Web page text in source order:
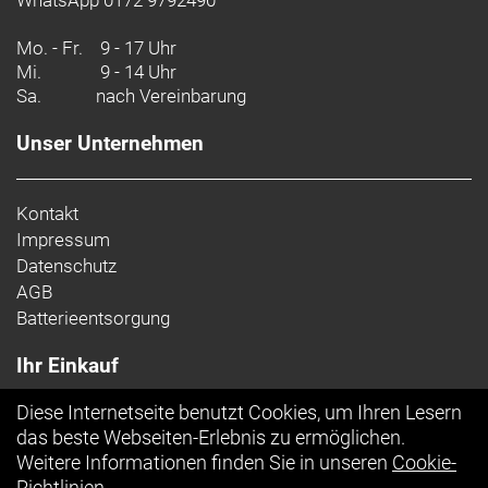
Gangschaltung: SRAM Apex XPLR, max. 44 Z. an
größtem Ritzel
Schalthebel: SRAM Apex, 12fach
Hinterradbremse: Hydraulische Scheibenbremse
SRAM Apex, Flat Mount
SRAM Apex, 12fach
SRAM Paceline, Center Lock Scheibenaufnahme,
abgerundet, 160 mm
Max. Bremsscheibendu
Vorderradbremse: Hydraulische Scheibenbremse
SRAM Apex, Flat Mount
SRAM Apex, 12fach
SRAM Paceline, Center Lock Scheibenaufnahme,
Mo. - Fr. 9 - 17 Uhr
Mi.
9 - 14 Uhr
Sa.
nach Vereinbarung
Unser Unternehmen
Kontakt
Impressum
Datenschutz
AGB
Batterieentsorgung
Ihr Einkauf
Top Artikel
Diese Internetseite benutzt Cookies, um Ihren Lesern
das beste Webseiten-Erlebnis zu ermöglichen.
Weitere Informationen finden Sie in unseren Cookie-